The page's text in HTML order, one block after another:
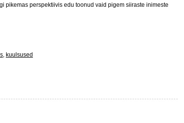
pikemas perspektiivis edu toonud vaid pigem siiraste inimeste
, kuulsused